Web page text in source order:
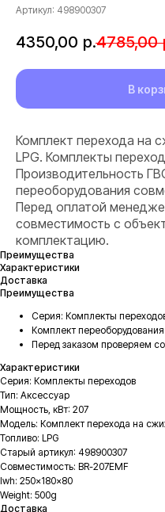
Артикул: 498900307
4350,00 р.4785,00
В
Комплект перехода на
LPG. Комплекты
Производительность
переоборудования
Перед оплатой
совместимость с
комплектацию.
Преимущества
Характеристики
Доставка
Преимущества
Серия: Комплекты
Комплект
Перед заказом проверяем
Характеристики
Серия: Комплекты переходов
Тип: Аксессуар
Мощность, кВт: 207
Модель: Комплект перехода на
Топливо: LPG
Старый артикул: 498900307
Совместимость: BR-207EMF
lwh: 250x180x80
Weight: 500g
Доставка